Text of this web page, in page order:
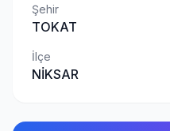
Şehir
TOKAT
İlçe
NİKSAR